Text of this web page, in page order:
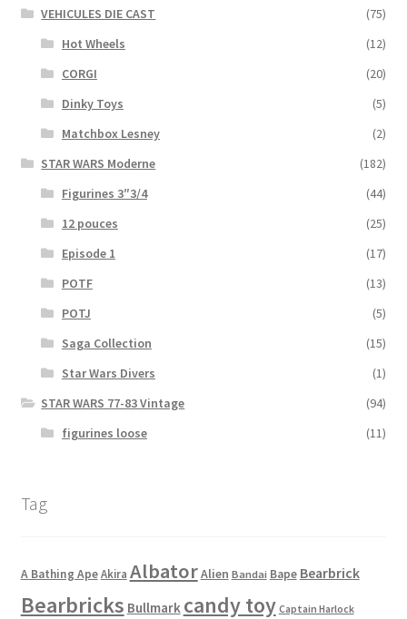
VEHICULES DIE CAST
(75)
Hot Wheels
(12)
CORGI
(20)
Dinky Toys
(5)
Matchbox Lesney
(2)
STAR WARS Moderne
(182)
Figurines 3″3/4
(44)
12 pouces
(25)
Episode 1
(17)
POTF
(13)
POTJ
(5)
Saga Collection
(15)
Star Wars Divers
(1)
STAR WARS 77-83 Vintage
(94)
figurines loose
(11)
Tag
A Bathing Ape Akira AlbatorAlien Bandai Bape Bearbrick
Bearbricks Bullmark candy toy Captain Harlock